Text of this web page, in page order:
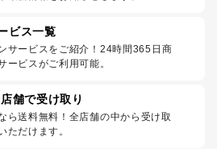
ビス一覧
サービスをご紹介！24時間365日商
ービスがご利用可能。
舗で受け取り
ら送料無料！全店舗の中から受け取
ただけます。